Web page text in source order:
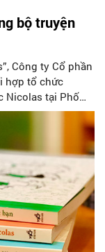
bộ truyện
Công ty Cổ phần
hợp tổ chức
Nicolas tại Phố
2023.